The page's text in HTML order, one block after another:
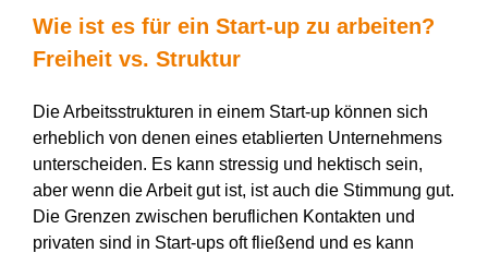
Wie ist es für ein Start-up zu arbeiten?
Freiheit vs. Struktur
Die Arbeitsstrukturen in einem Start-up können sich
erheblich von denen eines etablierten Unternehmens
unterscheiden. Es kann stressig und hektisch sein,
aber wenn die Arbeit gut ist, ist auch die Stimmung gut.
Die Grenzen zwischen beruflichen Kontakten und
privaten sind in Start-ups oft fließend und es kann